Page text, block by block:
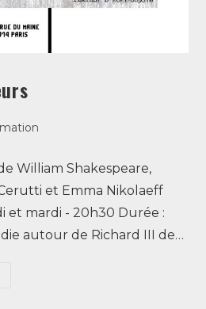
William Shakespeare,
et Emma Nikolaeff
et mardi - 20h30 Durée :
autour de Richard III de…